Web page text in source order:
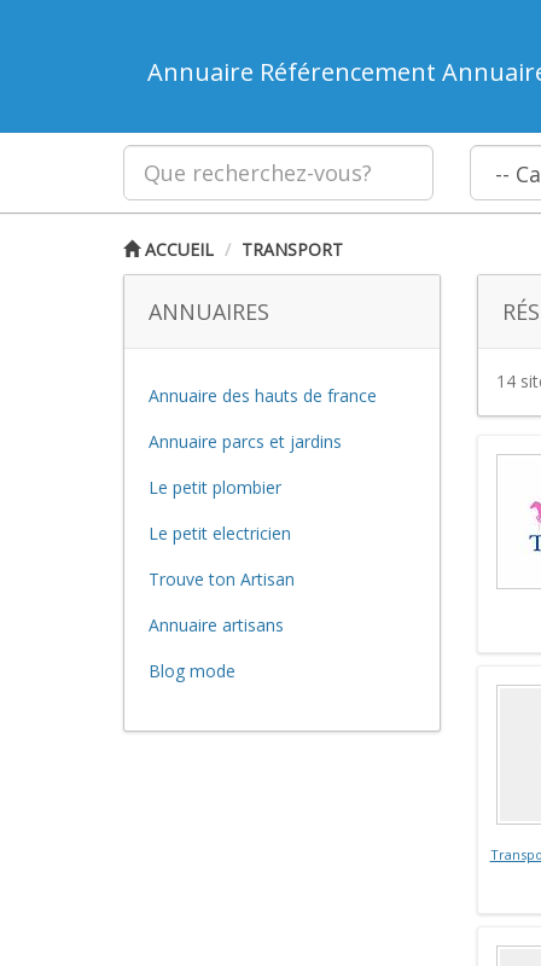
Annuaire Référencement
ACCUEIL TRANSPORT
ANNUAIRES
Annuaire des hauts de france
Annuaire parcs et jardins
Le petit plombier
Le petit electricien
Trouve ton Artisan
Annuaire artisans
Blog mode
14